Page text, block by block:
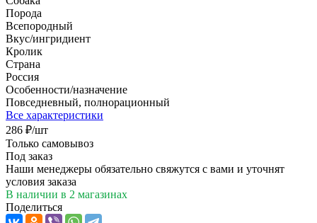
Порода
Всепородный
Вкус/ингридиент
Кролик
Страна
Россия
Особенности/назначение
Повседневный, полнорационный
Все характеристики
286 ₽/шт
Только самовывоз
Под заказ
Наши менеджеры обязательно свяжутся с вами и уточнят
условия заказа
В наличии в 2 магазинах
Поделиться